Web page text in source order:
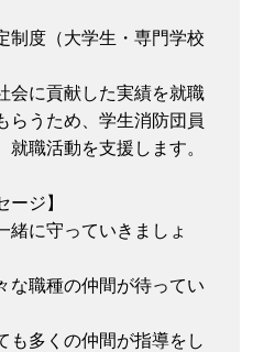
度（大学生・専門学校
に貢献した実績を就職
らうため、学生消防団員
職活動を支援します。
ージ】
に守っていきましょ
な職種の仲間が待ってい
も多くの仲間が指導をし